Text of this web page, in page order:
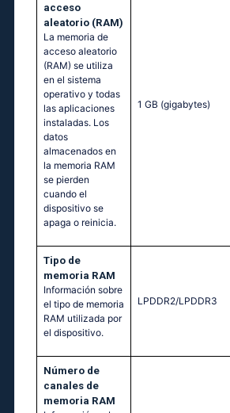
acceso
aleatorio (RAM)
La memoria de
acceso aleatorio
(RAM) se utiliza
en el sistema
operativo y todas
las aplicaciones
instaladas. Los
datos
almacenados en
la memoria RAM
se pierden
cuando el
dispositivo se
apaga o reinicia.
1 GB (gigabytes)
Tipo de
memoria RAM
Información sobre
el tipo de memoria
RAM utilizada por
el dispositivo.
LPDDR2/LPDDR3
Número de
canales de
memoria RAM